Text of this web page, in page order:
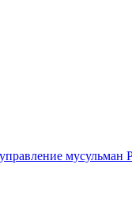
мусульман